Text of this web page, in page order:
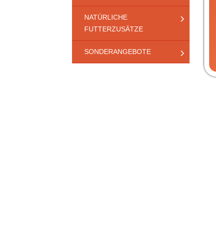
NATÜRLICHE
FUTTERZUSÄTZE
SONDERANGEBOTE